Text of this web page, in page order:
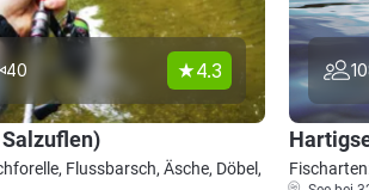
40 4.3
Flussbarsch, Äsche, Döbel,